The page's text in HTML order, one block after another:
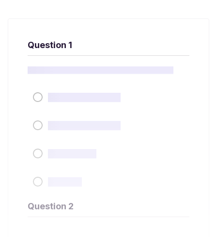
Question 1
Question 2